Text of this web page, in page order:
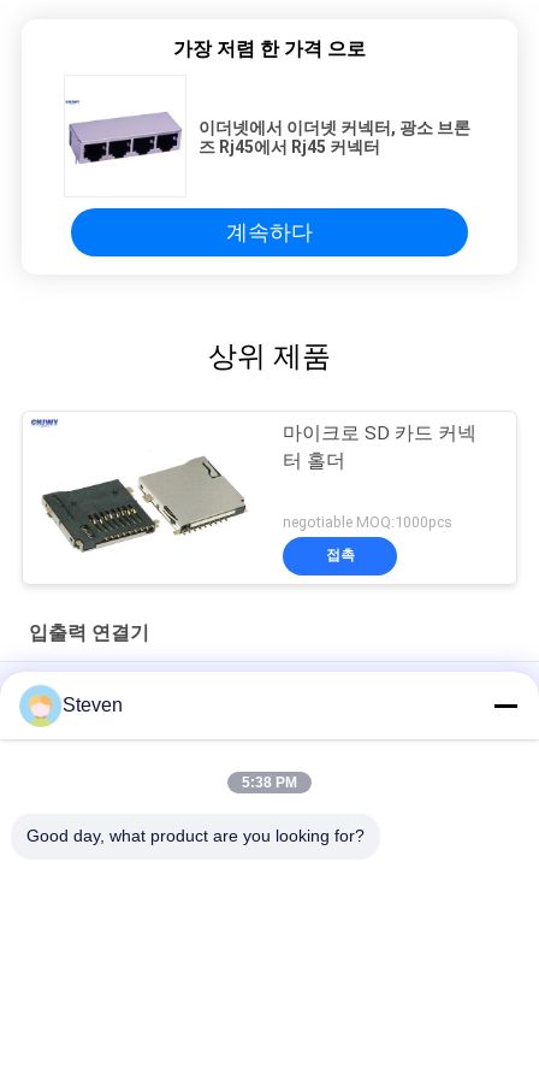
가장 저렴 한 가격 으로
이더넷에서 이더넷 커넥터, 광소 브론
즈 Rj45에서 Rj45 커넥터
계속하다
상위 제품
마이크로 SD 카드 커넥
터 홀더
negotiable MOQ:1000pcs
접촉
입출력 연결기
4 핀 PCBA 남성 마이크로 USB 입력 출력 커넥터 플라스틱 100V
전압 저항
Steven
5:38 PM
Good day, what product are you looking for?